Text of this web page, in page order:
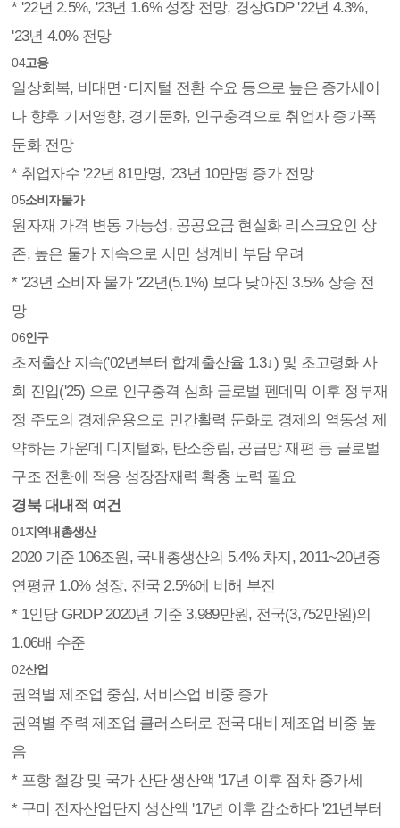
* '22년 2.5%, '23년 1.6% 성장 전망, 경상GDP '22년 4.3%,
'23년 4.0% 전망
04고용
일상회복, 비대면･디지털 전환 수요 등으로 높은 증가세이
나 향후 기저영향, 경기둔화, 인구충격으로 취업자 증가폭
둔화 전망
* 취업자수 '22년 81만명, '23년 10만명 증가 전망
05소비자물가
원자재 가격 변동 가능성, 공공요금 현실화 리스크요인 상
존, 높은 물가 지속으로 서민 생계비 부담 우려
* '23년 소비자 물가 '22년(5.1%) 보다 낮아진 3.5% 상승 전
망
06인구
초저출산 지속('02년부터 합계출산율 1.3↓) 및 초고령화 사
회 진입('25) 으로 인구충격 심화 글로벌 펜데믹 이후 정부재
정 주도의 경제운용으로 민간활력 둔화로 경제의 역동성 제
약하는 가운데 디지털화, 탄소중립, 공급망 재편 등 글로벌
구조 전환에 적응 성장잠재력 확충 노력 필요
경북 대내적 여건
01지역내총생산
2020 기준 106조원, 국내총생산의 5.4% 차지, 2011~20년중
연평균 1.0% 성장, 전국 2.5%에 비해 부진
* 1인당 GRDP 2020년 기준 3,989만원, 전국(3,752만원)의
1.06배 수준
02산업
권역별 제조업 중심, 서비스업 비중 증가
권역별 주력 제조업 클러스터로 전국 대비 제조업 비중 높
음
* 포항 철강 및 국가 산단 생산액 '17년 이후 점차 증가세
* 구미 전자산업단지 생산액 '17년 이후 감소하다 '21년부터